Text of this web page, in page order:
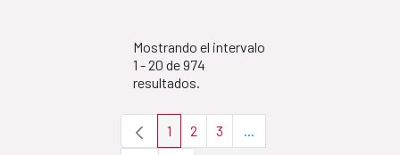
Mostrando el intervalo
1 - 20 de 974
resultados.
Página
1 Página
2 Página
3 ...Páginas intermedias